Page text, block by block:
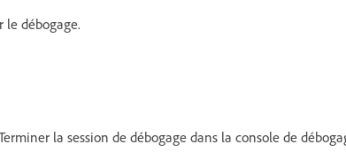
le débogage.
la session de débogage dans la console de